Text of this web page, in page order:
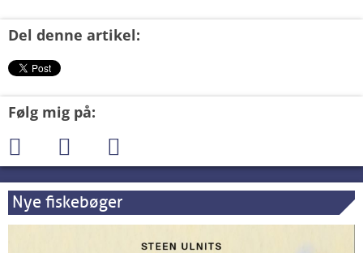
Del denne artikel:
Følg mig på:
Nye fiskebøger